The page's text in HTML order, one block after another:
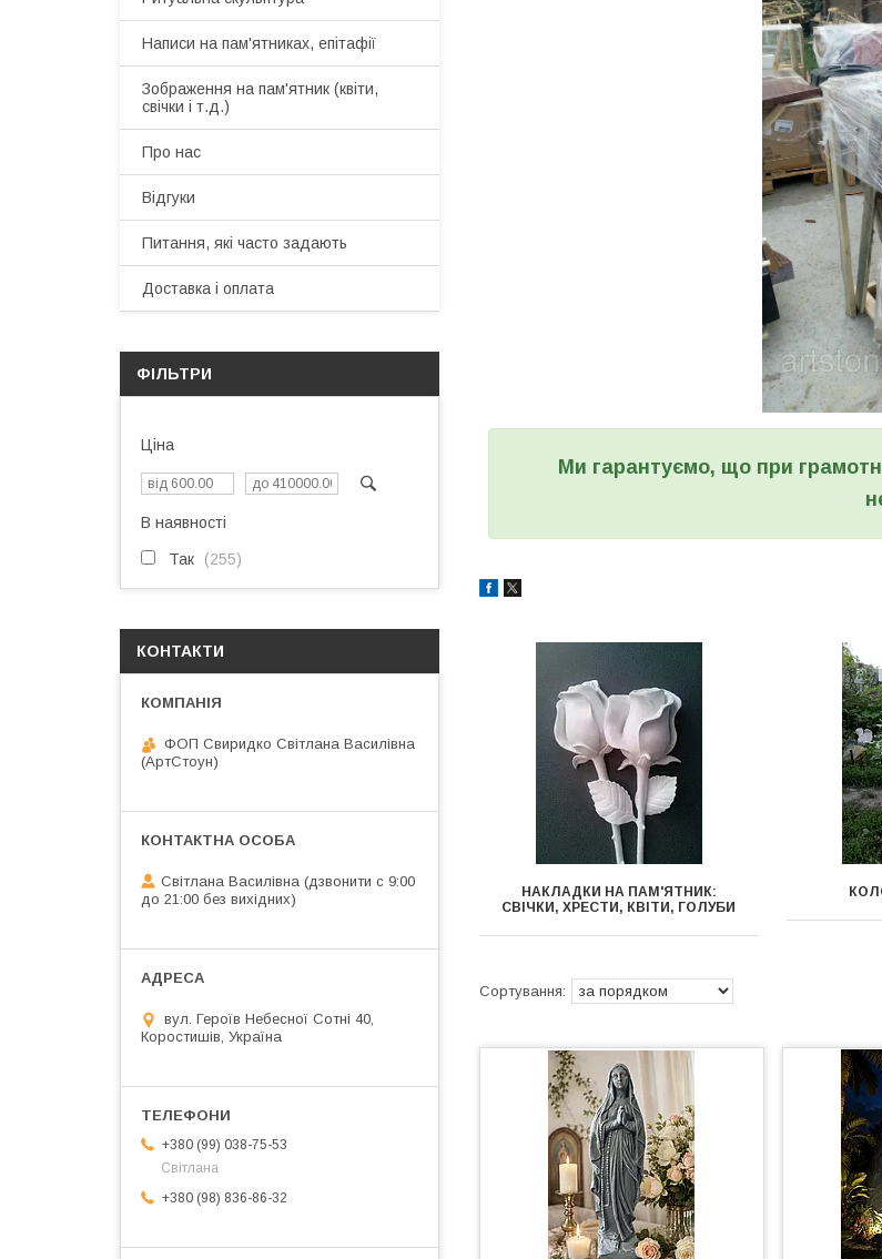
Ми гарантуємо, що при
НАКЛАДКИ НА ПАМ'ЯТНИК:
СВІЧКИ, ХРЕСТИ, КВІТИ, ГОЛУБИ
Написи на пам'ятниках, епітафії
Зображення на пам'ятник (квіти,
свічки і т.д.)
Про нас
Відгуки
Питання, які часто задають
Доставка і оплата
ФІЛЬТРИ
Ціна
В наявності
Так 255
КОНТАКТИ
ФОП Свиридко Світлана Василівна
(АртСтоун)
Світлана Василівна (дзвонити с 9:00
до 21:00 без вихідних)
вул. Героїв Небесної Сотні 40,
Коростишів, Україна
+380 (99) 038-75-53
Світлана
+380 (98) 836-86-32